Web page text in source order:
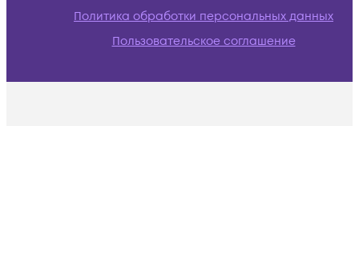
Политика обработки персональных данных
Пользовательское соглашение